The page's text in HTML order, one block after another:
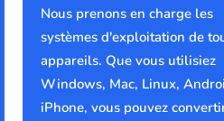
Nous prenons en charge les
systèmes d'exploitation de
appareils. Que vous utilisiez
Windows, Mac, Linux,
iPhone, vous pouvez